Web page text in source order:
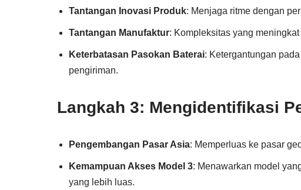
Tantangan Inovasi Produk: Menjaga ritme dengan
Tantangan Manufaktur: Kompleksitas yang
Keterbatasan Pasokan Baterai: Ketergantungan
pengiriman.
Langkah 3: Mengidentifikasi
Pengembangan Pasar Asia: Memperluas ke pasar
Kemampuan Akses Model 3: Menawarkan model
yang lebih luas.